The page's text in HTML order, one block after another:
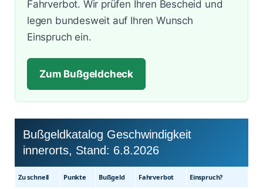
Fahrverbot. Wir prüfen Ihren Bescheid und
legen bundesweit auf Ihren Wunsch
Einspruch ein.
Zum Bußgeldcheck
Bußgeldkatalog Geschwindigkeit
innerorts, Stand: 6.8.2026
Zu schnell Punkte Buß­geld Fahr­verbot Einspruch?